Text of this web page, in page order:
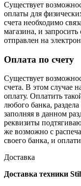
Существует
оплаты для
счета необходимо
магазина, и
отправлен на
Оплата по счету
Существует
счета. В этом случае
оплату. Оплатить
любого банка,
заполняя в данном
реквизиты
же возможно с
своего банка, и
Доставка
Доставка техники